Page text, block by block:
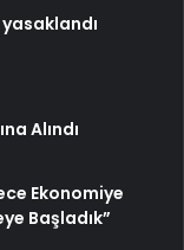
Alındı
Ekonomiye
Başladık”